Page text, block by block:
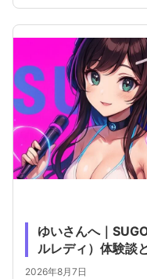
ゆいさんへ｜
ルレディ）体験談
2026年8月7日